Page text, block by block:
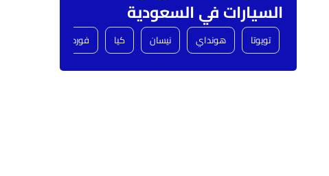
السيارات في السعودية
تويوتا هونداي نيسان كيا فورد